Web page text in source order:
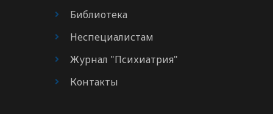
Библиотека
Неспециалистам
Журнал "Психиатрия"
Контакты